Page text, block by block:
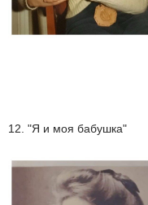
12. "Я и моя бабушка"